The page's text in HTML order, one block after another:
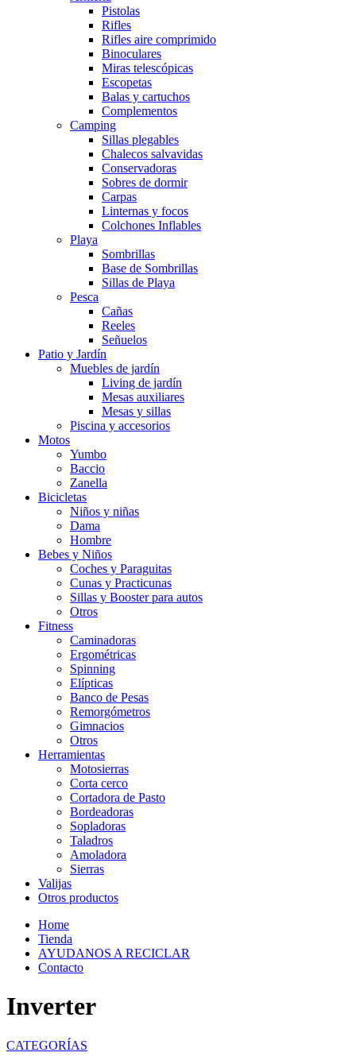
Pistolas
Rifles
Rifles aire comprimido
Binoculares
Miras telescópicas
Escopetas
Balas y cartuchos
Complementos
Camping
Sillas plegables
Chalecos salvavidas
Conservadoras
Sobres de dormir
Carpas
Linternas y focos
Colchones Inflables
Playa
Sombrillas
Base de Sombrillas
Sillas de Playa
Pesca
Cañas
Reeles
Señuelos
Patio y Jardín
Muebles de jardín
Living de jardín
Mesas auxiliares
Mesas y sillas
Piscina y accesorios
Motos
Yumbo
Baccio
Zanella
Bicicletas
Niños y niñas
Dama
Hombre
Bebes y Niños
Coches y Paraguitas
Cunas y Practicunas
Sillas y Booster para autos
Otros
Fitness
Caminadoras
Ergométricas
Spinning
Elípticas
Banco de Pesas
Remorgómetros
Gimnacios
Otros
Herramientas
Motosierras
Corta cerco
Cortadora de Pasto
Bordeadoras
Sopladoras
Taladros
Amoladora
Sierras
Valijas
Otros productos
Home
Tienda
AYUDANOS A RECICLAR
Contacto
Inverter
CATEGORÍAS